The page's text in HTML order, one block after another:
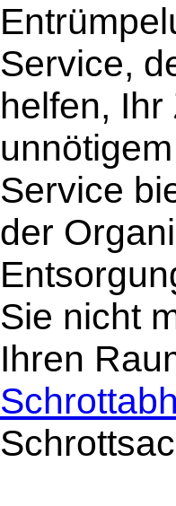
Service,
helfen,
Service
der
Sie nicht
Ihren